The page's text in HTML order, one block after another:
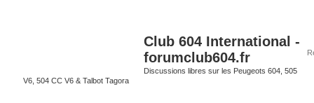
Club 604 International -
forumclub604.fr
Discussions libres sur les Peugeots 604, 505
V6, 504 CC V6 & Talbot Tagora